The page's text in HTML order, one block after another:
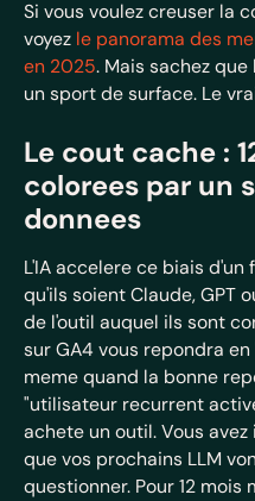
Si vous voulez creuser la
voyez le panorama des
en 2025. Mais sachez
un sport de surface. Le
Le cout cache :
colorees par un
donnees
L'IA accelere ce biais d'un
qu'ils soient Claude, GPT
de l'outil auquel ils sont
sur GA4 vous repondra
meme quand la bonne
"utilisateur recurrent
achete un outil. Vous
que vos prochains LLM
questionner. Pour 12 mois